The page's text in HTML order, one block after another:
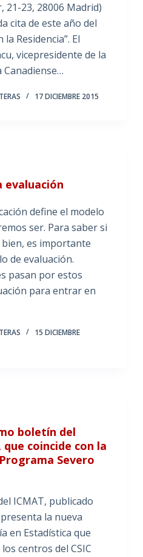
21-23, 28006 Madrid)
cita de este año del
Residencia”. El
vicepresidente de la
Canadiense…
17 DICIEMBRE 2015
evaluación
define el modelo
ser. Para saber si
es importante
de evaluación.
pasan por estos
para entrar en
15 DICIEMBRE
boletín del
que coincide con la
Severo
ICMAT, publicado
la nueva
en Estadística que
centros del CSIC